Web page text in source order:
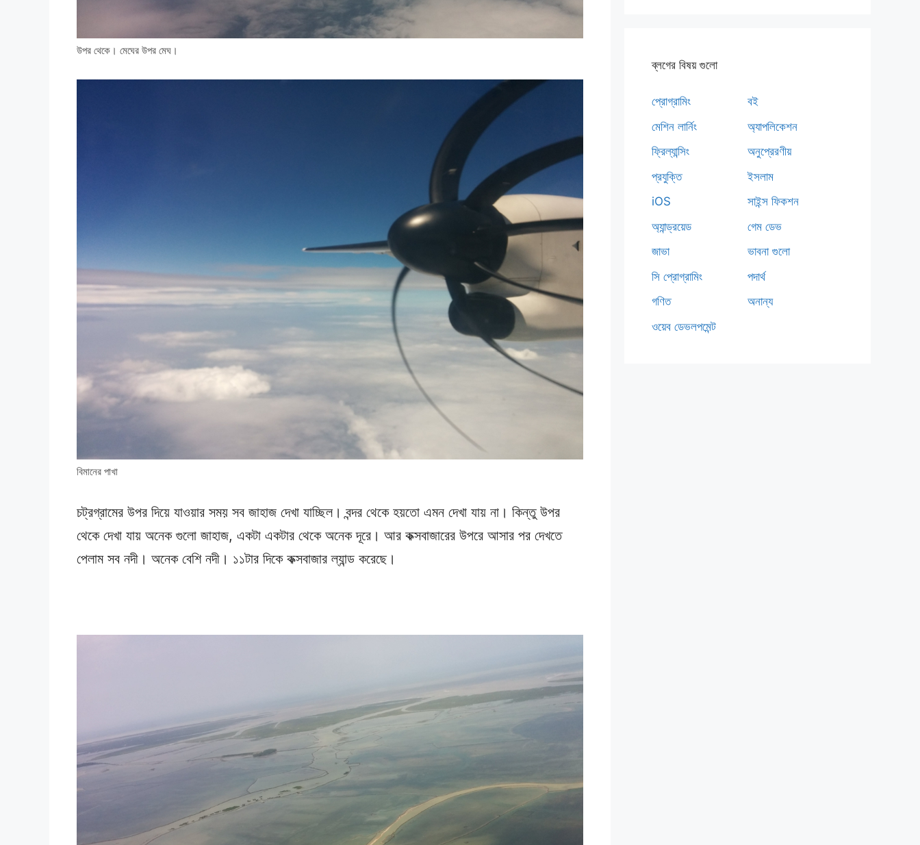
উপর থেকে। মেঘের উপর মেঘ।
বিমানের পাখা
চট্রগ্রামের উপর দিয়ে যাওয়ার সময় সব জাহাজ দেখা যাচ্ছিল। বন্দর থেকে হয়তো এমন দেখা যায় না। কিন্তু উপর
থেকে দেখা যায় অনেক গুলো জাহাজ, একটা একটার থেকে অনেক দূরে। আর কক্সবাজারের উপরে আসার পর দেখতে
পেলাম সব নদী। অনেক বেশি নদী। ১১টার দিকে কক্সবাজার ল্যান্ড করেছে।
ব্লগের বিষয় গুলো
প্রোগ্রামিং
মেশিন লার্নিং
ফ্রিল্যান্সিং
প্রযুক্তি
iOS
অ্যান্ড্রয়েড
জাভা
সি প্রোগ্রামিং
গণিত
ওয়েব ডেভলপমেন্ট
বই
অ্যাপলিকেশন
অনুপ্রেরণীয়
ইসলাম
সাইন্স ফিকশন
গেম ডেভ
ভাবনা গুলো
পদার্থ
অনান্য